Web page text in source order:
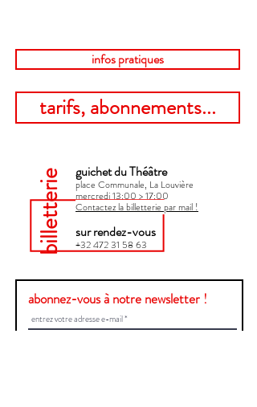
infos pratiques
tarifs, abonnements...
billetterie guichet du Théâtre
place Communale, La Louvière
mercredi 13:00 > 17:00​
Contactez la billetterie par mail !
sur rendez-vous
+32 472 31 58 63
abonnez-vous à notre newsletter !